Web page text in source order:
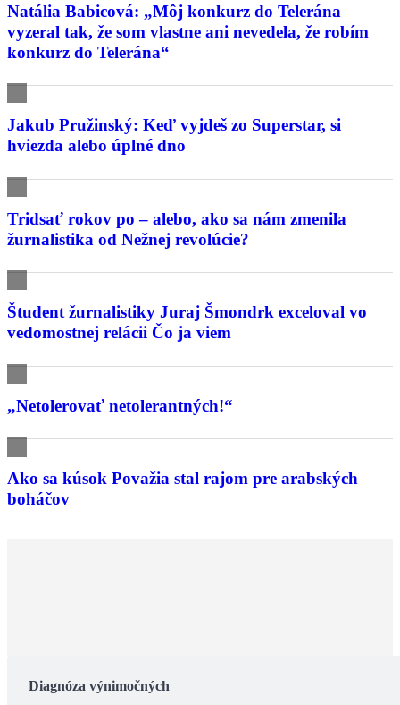
Natália Babicová: „Môj konkurz do Telerána
vyzeral tak, že som vlastne ani nevedela, že robím
konkurz do Telerána“
Jakub Pružinský: Keď vyjdeš zo Superstar, si
hviezda alebo úplné dno
Tridsať rokov po – alebo, ako sa nám zmenila
žurnalistika od Nežnej revolúcie?
Študent žurnalistiky Juraj Šmondrk exceloval vo
vedomostnej relácii Čo ja viem
„Netolerovať netolerantných!“
Ako sa kúsok Považia stal rajom pre arabských
boháčov
Diagnóza výnimočných